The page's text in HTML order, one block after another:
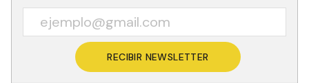
RECIBIR NEWSLETTER